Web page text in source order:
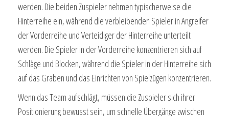
werden. Die beiden Zuspieler nehmen typischerweise die
Hinterreihe ein, während die verbleibenden Spieler in Angreifer
der Vorderreihe und Verteidiger der Hinterreihe unterteilt
werden. Die Spieler in der Vorderreihe konzentrieren sich auf
Schläge und Blocken, während die Spieler in der Hinterreihe sich
auf das Graben und das Einrichten von Spielzügen konzentrieren.
Wenn das Team aufschlägt, müssen die Zuspieler sich ihrer
Positionierung bewusst sein, um schnelle Übergänge zwischen